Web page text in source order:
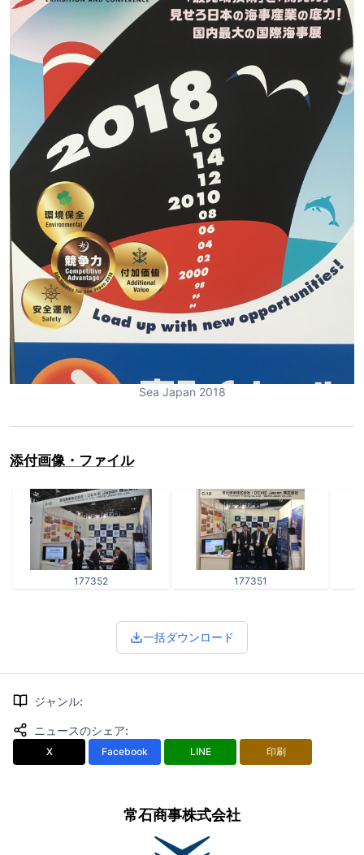
Sea Japan 2018
添付画像・ファイル
177352 177351
一括ダウンロード
ジャンル:
ニュースのシェア:
X Facebook LINE 印刷
常石商事株式会社